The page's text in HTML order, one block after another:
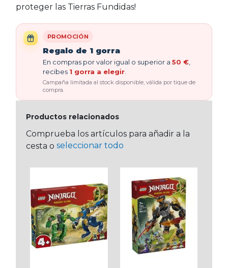
proteger las Tierras Fundidas!
PROMOCIÓN
Regalo de 1 gorra
En compras por valor igual o superior a 50 €
recibes 1 gorra a elegir
Campaña limitada al stock disponible, válida por tique de
compra.
Productos relacionados
Comprueba los artículos para añadir a la
cesta o seleccionar todo